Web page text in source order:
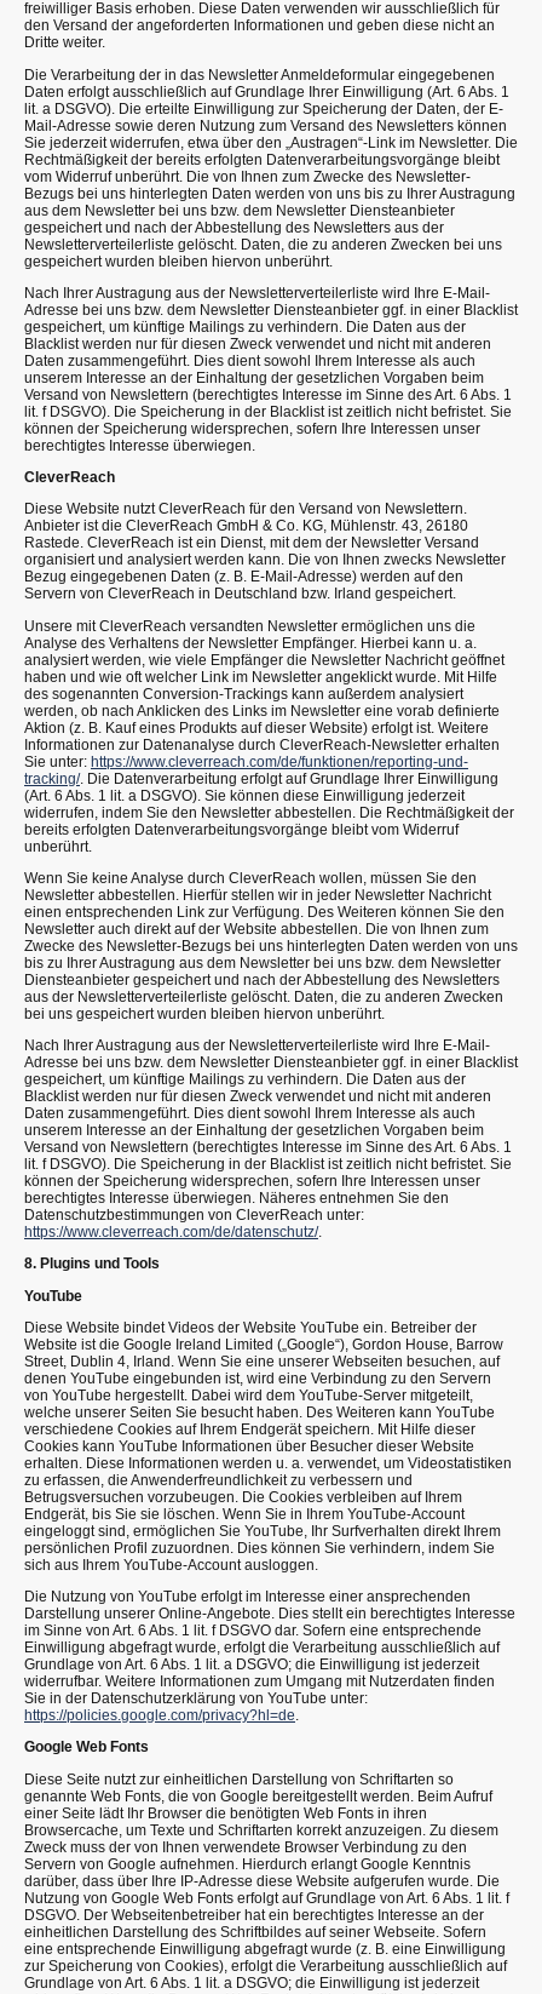
freiwilliger Basis erhoben. Diese Daten verwenden wir ausschließlich für
den Versand der angeforderten Informationen und geben diese nicht an
Dritte weiter.
Die Verarbeitung der in das Newsletter Anmeldeformular eingegebenen
Daten erfolgt ausschließlich auf Grundlage Ihrer Einwilligung (Art. 6 Abs. 1
lit. a DSGVO). Die erteilte Einwilligung zur Speicherung der Daten, der E-
Mail-Adresse sowie deren Nutzung zum Versand des Newsletters können
Sie jederzeit widerrufen, etwa über den „Austragen“-Link im Newsletter. Die
Rechtmäßigkeit der bereits erfolgten Datenverarbeitungsvorgänge bleibt
vom Widerruf unberührt. Die von Ihnen zum Zwecke des Newsletter-
Bezugs bei uns hinterlegten Daten werden von uns bis zu Ihrer Austragung
aus dem Newsletter bei uns bzw. dem Newsletter Diensteanbieter
gespeichert und nach der Abbestellung des Newsletters aus der
Newsletterverteilerliste gelöscht. Daten, die zu anderen Zwecken bei uns
gespeichert wurden bleiben hiervon unberührt.
Nach Ihrer Austragung aus der Newsletterverteilerliste wird Ihre E-Mail-
Adresse bei uns bzw. dem Newsletter Diensteanbieter ggf. in einer Blacklist
gespeichert, um künftige Mailings zu verhindern. Die Daten aus der
Blacklist werden nur für diesen Zweck verwendet und nicht mit anderen
Daten zusammengeführt. Dies dient sowohl Ihrem Interesse als auch
unserem Interesse an der Einhaltung der gesetzlichen Vorgaben beim
Versand von Newslettern (berechtigtes Interesse im Sinne des Art. 6 Abs. 1
lit. f DSGVO). Die Speicherung in der Blacklist ist zeitlich nicht befristet. Sie
können der Speicherung widersprechen, sofern Ihre Interessen unser
berechtigtes Interesse überwiegen.
CleverReach
Diese Website nutzt CleverReach für den Versand von Newslettern.
Anbieter ist die CleverReach GmbH & Co. KG, Mühlenstr. 43, 26180
Rastede. CleverReach ist ein Dienst, mit dem der Newsletter Versand
organisiert und analysiert werden kann. Die von Ihnen zwecks Newsletter
Bezug eingegebenen Daten (z. B. E-Mail-Adresse) werden auf den
Servern von CleverReach in Deutschland bzw. Irland gespeichert.
Unsere mit CleverReach versandten Newsletter ermöglichen uns die
Analyse des Verhaltens der Newsletter Empfänger. Hierbei kann u. a.
analysiert werden, wie viele Empfänger die Newsletter Nachricht geöffnet
haben und wie oft welcher Link im Newsletter angeklickt wurde. Mit Hilfe
des sogenannten Conversion-Trackings kann außerdem analysiert
werden, ob nach Anklicken des Links im Newsletter eine vorab definierte
Aktion (z. B. Kauf eines Produkts auf dieser Website) erfolgt ist. Weitere
Informationen zur Datenanalyse durch CleverReach-Newsletter erhalten
Sie unter: https://www.cleverreach.com/de/funktionen/reporting-und-
tracking/. Die Datenverarbeitung erfolgt auf Grundlage Ihrer Einwilligung
(Art. 6 Abs. 1 lit. a DSGVO). Sie können diese Einwilligung jederzeit
widerrufen, indem Sie den Newsletter abbestellen. Die Rechtmäßigkeit der
bereits erfolgten Datenverarbeitungsvorgänge bleibt vom Widerruf
unberührt.
Wenn Sie keine Analyse durch CleverReach wollen, müssen Sie den
Newsletter abbestellen. Hierfür stellen wir in jeder Newsletter Nachricht
einen entsprechenden Link zur Verfügung. Des Weiteren können Sie den
Newsletter auch direkt auf der Website abbestellen. Die von Ihnen zum
Zwecke des Newsletter-Bezugs bei uns hinterlegten Daten werden von uns
bis zu Ihrer Austragung aus dem Newsletter bei uns bzw. dem Newsletter
Diensteanbieter gespeichert und nach der Abbestellung des Newsletters
aus der Newsletterverteilerliste gelöscht. Daten, die zu anderen Zwecken
bei uns gespeichert wurden bleiben hiervon unberührt.
Nach Ihrer Austragung aus der Newsletterverteilerliste wird Ihre E-Mail-
Adresse bei uns bzw. dem Newsletter Diensteanbieter ggf. in einer Blacklist
gespeichert, um künftige Mailings zu verhindern. Die Daten aus der
Blacklist werden nur für diesen Zweck verwendet und nicht mit anderen
Daten zusammengeführt. Dies dient sowohl Ihrem Interesse als auch
unserem Interesse an der Einhaltung der gesetzlichen Vorgaben beim
Versand von Newslettern (berechtigtes Interesse im Sinne des Art. 6 Abs. 1
lit. f DSGVO). Die Speicherung in der Blacklist ist zeitlich nicht befristet. Sie
können der Speicherung widersprechen, sofern Ihre Interessen unser
berechtigtes Interesse überwiegen. Näheres entnehmen Sie den
Datenschutzbestimmungen von CleverReach unter:
https://www.cleverreach.com/de/datenschutz/.
8. Plugins und Tools
YouTube
Diese Website bindet Videos der Website YouTube ein. Betreiber der
Website ist die Google Ireland Limited („Google“), Gordon House, Barrow
Street, Dublin 4, Irland. Wenn Sie eine unserer Webseiten besuchen, auf
denen YouTube eingebunden ist, wird eine Verbindung zu den Servern
von YouTube hergestellt. Dabei wird dem YouTube-Server mitgeteilt,
welche unserer Seiten Sie besucht haben. Des Weiteren kann YouTube
verschiedene Cookies auf Ihrem Endgerät speichern. Mit Hilfe dieser
Cookies kann YouTube Informationen über Besucher dieser Website
erhalten. Diese Informationen werden u. a. verwendet, um Videostatistiken
zu erfassen, die Anwenderfreundlichkeit zu verbessern und
Betrugsversuchen vorzubeugen. Die Cookies verbleiben auf Ihrem
Endgerät, bis Sie sie löschen. Wenn Sie in Ihrem YouTube-Account
eingeloggt sind, ermöglichen Sie YouTube, Ihr Surfverhalten direkt Ihrem
persönlichen Profil zuzuordnen. Dies können Sie verhindern, indem Sie
sich aus Ihrem YouTube-Account ausloggen.
Die Nutzung von YouTube erfolgt im Interesse einer ansprechenden
Darstellung unserer Online-Angebote. Dies stellt ein berechtigtes Interesse
im Sinne von Art. 6 Abs. 1 lit. f DSGVO dar. Sofern eine entsprechende
Einwilligung abgefragt wurde, erfolgt die Verarbeitung ausschließlich auf
Grundlage von Art. 6 Abs. 1 lit. a DSGVO; die Einwilligung ist jederzeit
widerrufbar. Weitere Informationen zum Umgang mit Nutzerdaten finden
Sie in der Datenschutzerklärung von YouTube unter:
https://policies.google.com/privacy?hl=de.
Google Web Fonts
Diese Seite nutzt zur einheitlichen Darstellung von Schriftarten so
genannte Web Fonts, die von Google bereitgestellt werden. Beim Aufruf
einer Seite lädt Ihr Browser die benötigten Web Fonts in ihren
Browsercache, um Texte und Schriftarten korrekt anzuzeigen. Zu diesem
Zweck muss der von Ihnen verwendete Browser Verbindung zu den
Servern von Google aufnehmen. Hierdurch erlangt Google Kenntnis
darüber, dass über Ihre IP-Adresse diese Website aufgerufen wurde. Die
Nutzung von Google Web Fonts erfolgt auf Grundlage von Art. 6 Abs. 1 lit. f
DSGVO. Der Webseitenbetreiber hat ein berechtigtes Interesse an der
einheitlichen Darstellung des Schriftbildes auf seiner Webseite. Sofern
eine entsprechende Einwilligung abgefragt wurde (z. B. eine Einwilligung
zur Speicherung von Cookies), erfolgt die Verarbeitung ausschließlich auf
Grundlage von Art. 6 Abs. 1 lit. a DSGVO; die Einwilligung ist jederzeit